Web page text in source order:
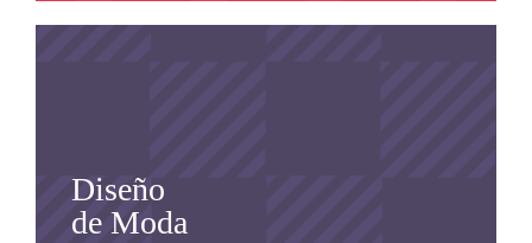
Diseño
de Moda